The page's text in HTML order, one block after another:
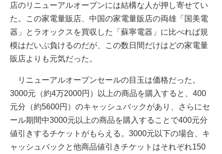
店のリニューアルオープンには結構な人が押し寄せてい
た。この家電量販店、中国の家電量販店の両雄「国美電
器」とラオックスを買収した「蘇寧電器」に比べれば規
模はだいぶ負けるのだが、この数日間だけはどの家電量
販店よりも元気だった。
リニューアルオープンセールの目玉は価格だった。
3000元（約4万2000円）以上の商品を購入すると、400
元分（約5600円）のキャッシュバックがあり、さらにセ
ール期間中3000元以上の商品を購入することで400元分
値引きするチケットがもらえる。3000元以下の場合、キ
ャッシュバックと他商品値引きチケットはそれぞれ150